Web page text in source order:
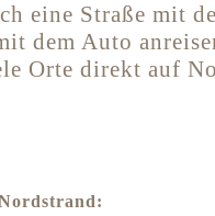
eine Straße mit
dem Auto
Orte direkt auf